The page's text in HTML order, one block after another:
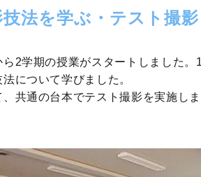
法を学ぶ・テスト撮影
ら2学期の授業がスタートしました。
について学びました。
、共通の台本でテスト撮影を実施しま